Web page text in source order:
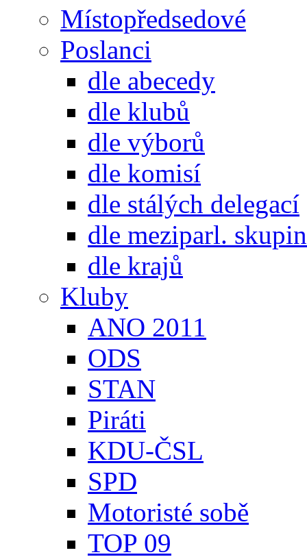
Místopředsedové
Poslanci
dle abecedy
dle klubů
dle výborů
dle komisí
dle stálých delegací
dle meziparl. skupin
dle krajů
Kluby
ANO 2011
ODS
STAN
Piráti
KDU-ČSL
SPD
Motoristé sobě
TOP 09